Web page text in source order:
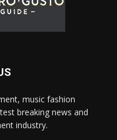
music fashion
breaking news and
industry.